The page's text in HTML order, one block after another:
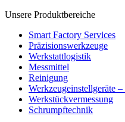
Unsere Produktbereiche
Smart Factory Services
Präzisionswerkzeuge
Werkstattlogistik
Messmittel
Reinigung
Werkzeugeinstellgeräte
Werkstückvermessung
Schrumpftechnik